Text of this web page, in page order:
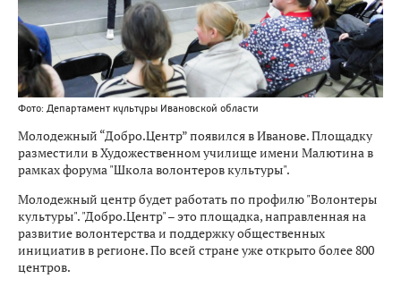
Фото: Департамент культуры Ивановской области
Молодежный “Добро.Центр” появился в Иванове. Площадку
разместили в Художественном училище имени Малютина в
рамках форума "Школа волонтеров культуры".
Молодежный центр будет работать по профилю "Волонтеры
культуры". "Добро.Центр" – это площадка, направленная на
развитие волонтерства и поддержку общественных
инициатив в регионе. По всей стране уже открыто более 800
центров.